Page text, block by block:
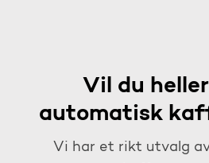
Vil du
automatisk
Vi har et rikt utvalg